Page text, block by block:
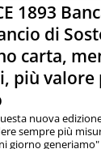
1893
di
carta,
più valore
nuova
sempre più
giorno generiamo"